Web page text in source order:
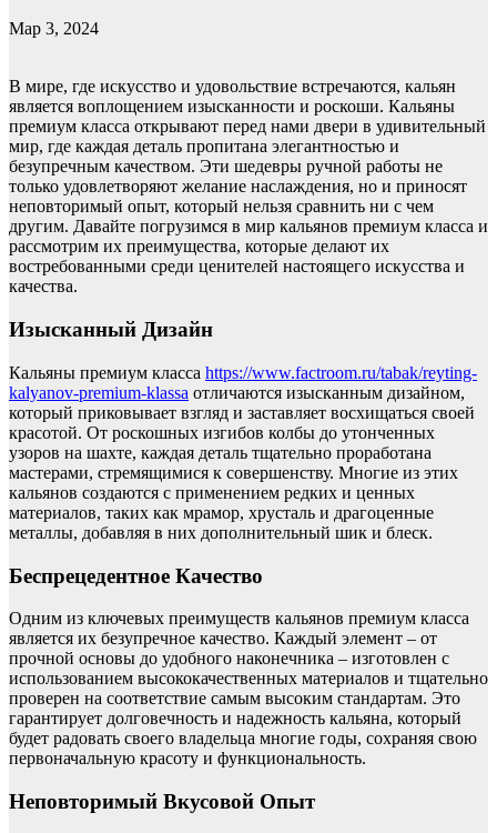
Мар 3, 2024
В мире, где искусство и удовольствие встречаются, кальян
является воплощением изысканности и роскоши. Кальяны
премиум класса открывают перед нами двери в удивительный
мир, где каждая деталь пропитана элегантностью и
безупречным качеством. Эти шедевры ручной работы не
только удовлетворяют желание наслаждения, но и приносят
неповторимый опыт, который нельзя сравнить ни с чем
другим. Давайте погрузимся в мир кальянов премиум класса и
рассмотрим их преимущества, которые делают их
востребованными среди ценителей настоящего искусства и
качества.
Изысканный Дизайн
Кальяны премиум класса https://www.factroom.ru/tabak/reyting-
kalyanov-premium-klassa отличаются изысканным дизайном,
который приковывает взгляд и заставляет восхищаться своей
красотой. От роскошных изгибов колбы до утонченных
узоров на шахте, каждая деталь тщательно проработана
мастерами, стремящимися к совершенству. Многие из этих
кальянов создаются с применением редких и ценных
материалов, таких как мрамор, хрусталь и драгоценные
металлы, добавляя в них дополнительный шик и блеск.
Беспрецедентное Качество
Одним из ключевых преимуществ кальянов премиум класса
является их безупречное качество. Каждый элемент – от
прочной основы до удобного наконечника – изготовлен с
использованием высококачественных материалов и тщательно
проверен на соответствие самым высоким стандартам. Это
гарантирует долговечность и надежность кальяна, который
будет радовать своего владельца многие годы, сохраняя свою
первоначальную красоту и функциональность.
Неповторимый Вкусовой Опыт